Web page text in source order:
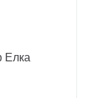
Елка